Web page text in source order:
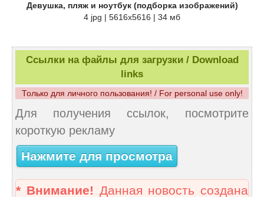
Девушка, пляж и ноутбук (подборка изображений)
4 jpg | 5616х5616 | 34 мб
Ссылки на файлы для загрузки / Download
links
Только для личного пользования! / For personal use only!
Для получения ссылок, посмотрите
короткую рекламу
Нажмите для просмотра
* Внимание! Данная новость создана